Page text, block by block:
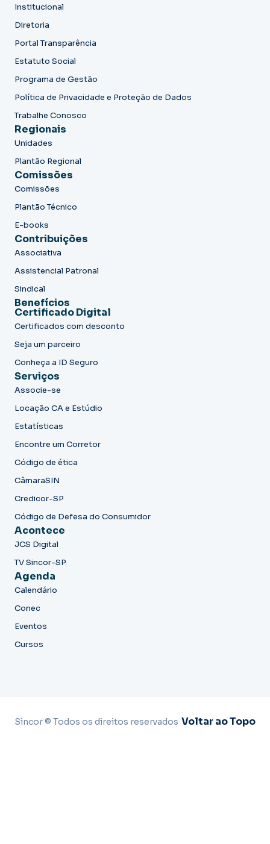
Institucional
Diretoria
Portal Transparência
Estatuto Social
Programa de Gestão
Política de Privacidade e Proteção de Dados
Trabalhe Conosco
Regionais
Unidades
Plantão Regional
Comissões
Comissões
Plantão Técnico
E-books
Contribuições
Associativa
Assistencial Patronal
Sindical
Benefícios
Certificado Digital
Certificados com desconto
Seja um parceiro
Conheça a ID Seguro
Serviços
Associe-se
Locação CA e Estúdio
Estatísticas
Encontre um Corretor
Código de ética
CâmaraSIN
Credicor-SP
Código de Defesa do Consumidor
Acontece
JCS Digital
TV Sincor-SP
Agenda
Calendário
Conec
Eventos
Cursos
Sincor © Todos os direitos reservados Voltar ao Topo